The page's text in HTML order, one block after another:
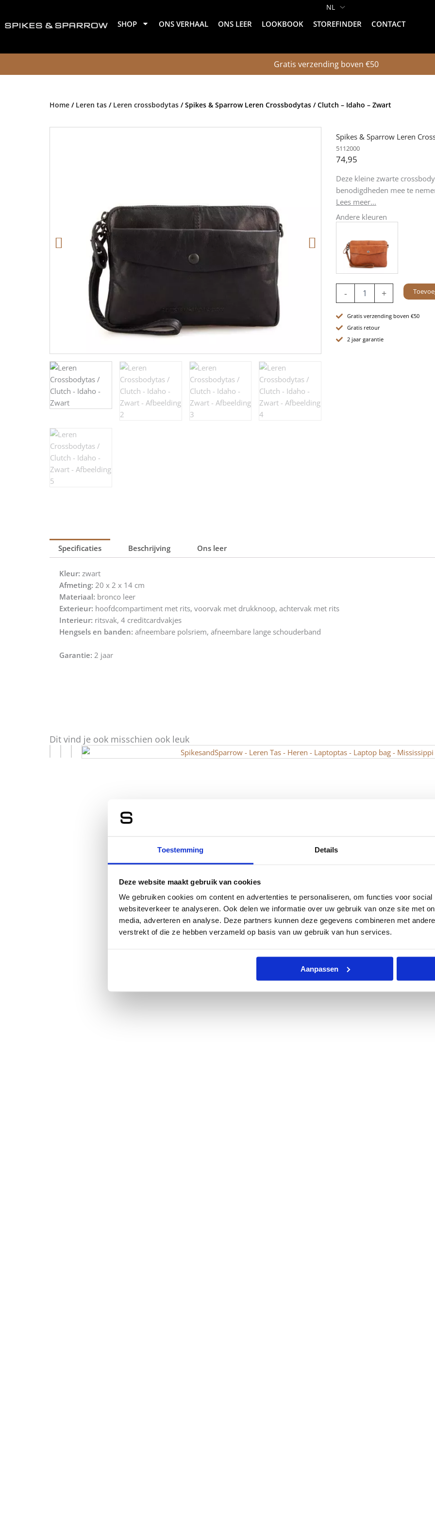
Toestemming Details
Deze website maakt gebruik van cookies
We gebruiken cookies om content en advertenties te personaliseren, om functies voor
websiteverkeer te analyseren. Ook delen we informatie over uw gebruik van onze site met
media, adverteren en analyse. Deze partners kunnen deze gegevens combineren met
verstrekt of die ze hebben verzameld op basis van uw gebruik van hun services.
Aanpassen
de
SHOP ONS VERHAAL ONS LEER LOOKBOOK STOREFINDER CONTACT
Gratis verzending boven €50
Home / Leren tas / Leren crossbodytas / Spikes & Sparrow Leren Crossbodytas / Clutch – Idaho – Zwart
Spikes & Sparrow Leren
5112000
74,95
Deze kleine zwarte
benodigdheden mee te
Lees meer...
Andere kleuren
-
Crossbodytas
Clutch
-
Idaho
+
Gratis verzending boven €50
Gratis retour
2 jaar garantie
Specificaties Beschrijving Ons leer
Kleur: zwart
Afmeting: 20 x 2 x 14 cm
Materiaal: bronco leer
Exterieur: hoofdcompartiment met rits, voorvak met drukknoop, achtervak met rits
Interieur: ritsvak, 4 creditcardvakjes
Hengsels en banden: afneembare polsriem, afneembare lange schouderband
Garantie: 2 jaar
Dit vind je ook misschien ook leuk